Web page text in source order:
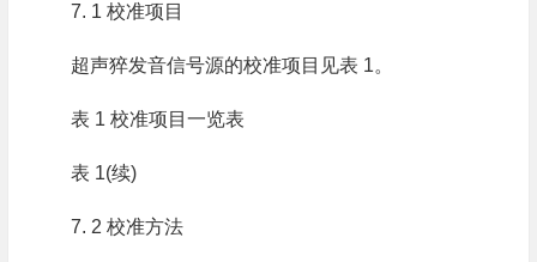
7. 1 校准项目
超声猝发音信号源的校准项目见表 1。
表 1 校准项目一览表
表 1(续)
7. 2 校准方法